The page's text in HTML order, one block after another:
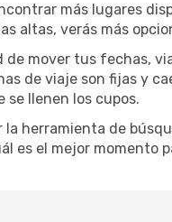
más lugares
altas, verás más
de mover tus fechas,
de viaje son fijas y
se llenen los cupos.
herramienta de
es el mejor momento